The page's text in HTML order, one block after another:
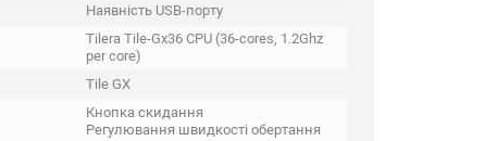
Наявність USB-порту
Tilera Tile-Gx36 CPU (36-cores, 1.2Ghz
per core)
Tile GX
Кнопка скидання
Регулювання швидкості обертання